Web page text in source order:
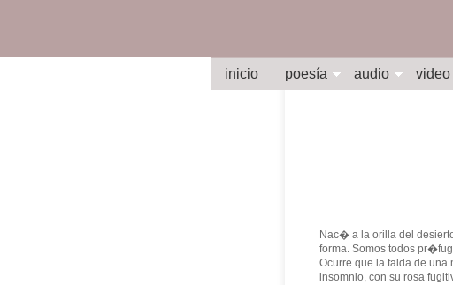
inicio poesía audio video
Nac� a la orilla del
forma. Somos todos
Ocurre que la falda de
insomnio, con su rosa